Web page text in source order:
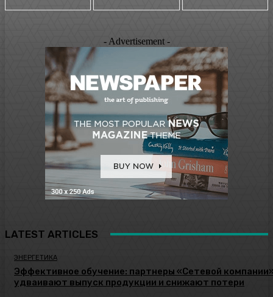
- Advertisement -
LATEST ARTICLES
ЭНЕРГЕТИКА
Эффективное обучение: партнеры «Сетевой
удваивают выпуск продукции и снижают потери